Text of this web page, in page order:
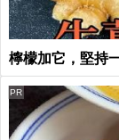
檸檬加它，堅持
PR